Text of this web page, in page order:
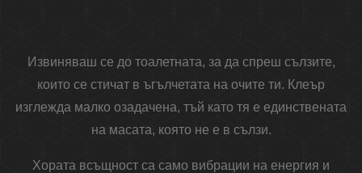
Извиняваш се до тоалетната, за да спреш сълзите,
които се стичат в ъгълчетата на очите ти. Клеър
изглежда малко озадачена, тъй като тя е единствената
на масата, която не е в сълзи.
Хората всъщност са само вибрации на енергия и